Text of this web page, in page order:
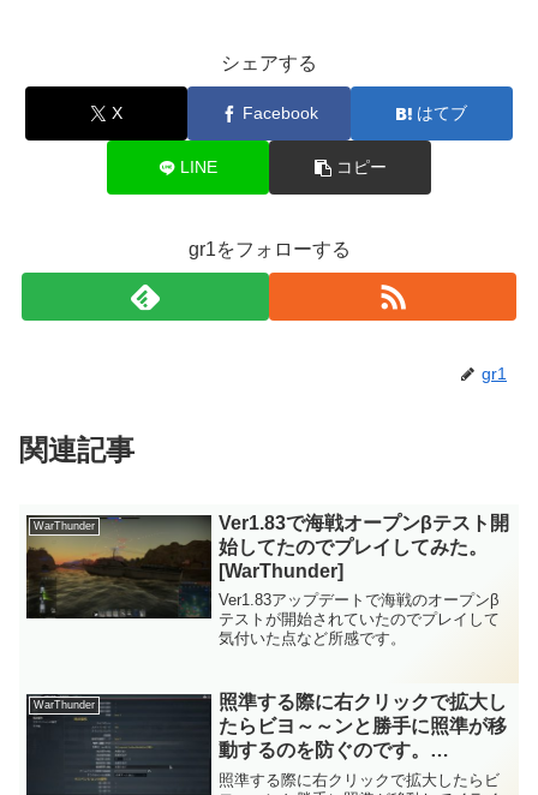
シェアする
X Facebook はてブ
LINE コピー
gr1をフォローする
gr1
関連記事
WarThunder
Ver1.83で海戦オープンβテスト開
始してたのでプレイしてみた。
[WarThunder]
Ver1.83アップデートで海戦のオープンβ
テストが開始されていたのでプレイして
気付いた点など所感です。
WarThunder
照準する際に右クリックで拡大し
たらビヨ～～ンと勝手に照準が移
動するのを防ぐのです。
[WarThunder]
照準する際に右クリックで拡大したらビ